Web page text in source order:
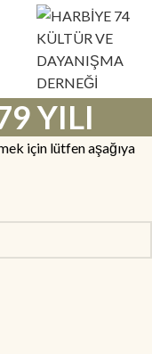
YILI
için lütfen aşağıya